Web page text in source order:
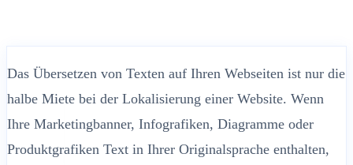
Das Übersetzen von Texten auf Ihren Webseiten ist nur die
halbe Miete bei der Lokalisierung einer Website. Wenn
Ihre Marketingbanner, Infografiken, Diagramme oder
Produktgrafiken Text in Ihrer Originalsprache enthalten,